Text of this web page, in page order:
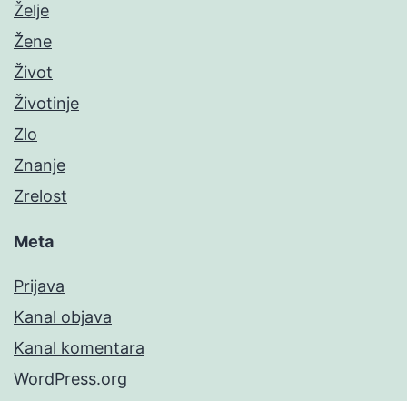
Želje
Žene
Život
Životinje
Zlo
Znanje
Zrelost
Meta
Prijava
Kanal objava
Kanal komentara
WordPress.org